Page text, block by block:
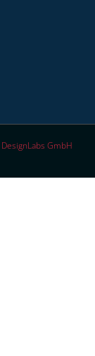
DesignLabs GmbH